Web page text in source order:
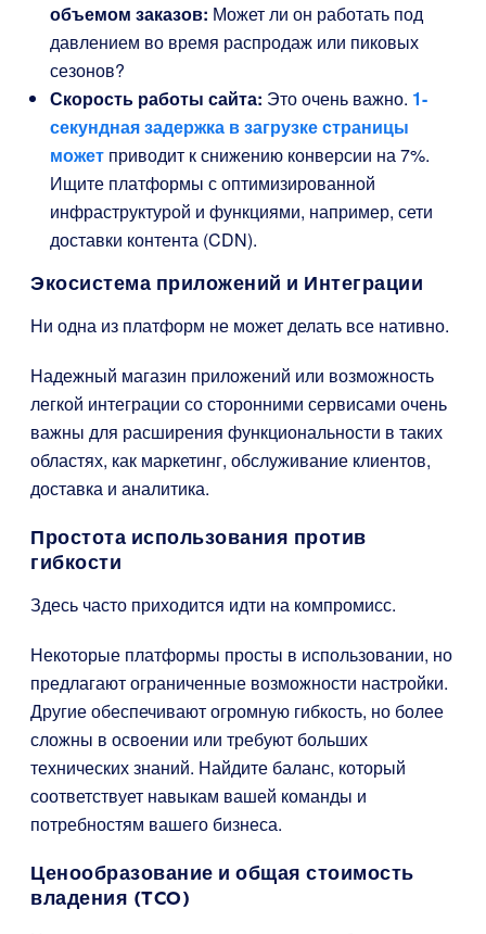
объемом заказов: Может ли он работать под
давлением во время распродаж или пиковых
сезонов?
Скорость работы сайта: Это очень важно. 1-
секундная задержка в загрузке страницы
может приводит к снижению конверсии на 7%.
Ищите платформы с оптимизированной
инфраструктурой и функциями, например, сети
доставки контента (CDN).
Экосистема приложений и Интеграции
Ни одна из платформ не может делать все нативно.
Надежный магазин приложений или возможность
легкой интеграции со сторонними сервисами очень
важны для расширения функциональности в таких
областях, как маркетинг, обслуживание клиентов,
доставка и аналитика.
Простота использования против
гибкости
Здесь часто приходится идти на компромисс.
Некоторые платформы просты в использовании, но
предлагают ограниченные возможности настройки.
Другие обеспечивают огромную гибкость, но более
сложны в освоении или требуют больших
технических знаний. Найдите баланс, который
соответствует навыкам вашей команды и
потребностям вашего бизнеса.
Ценообразование и общая стоимость
владения (TCO)